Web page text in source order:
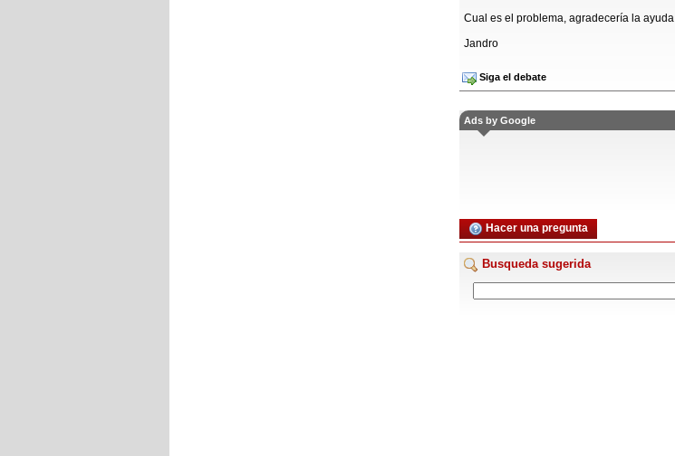
Cual es el problema, agradecería la ayuda
Jandro
Siga el debate
Ads by Google
Hacer una pregunta
Busqueda sugerida